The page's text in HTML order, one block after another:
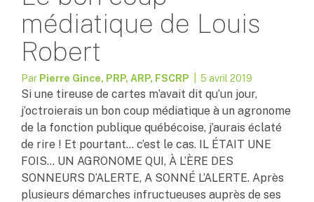
médiatique de Louis
Robert
Par Pierre Gince, PRP, ARP, FSCRP | 5 avril 2019
Si une tireuse de cartes m’avait dit qu’un jour,
j’octroierais un bon coup médiatique à un agronome
de la fonction publique québécoise, j’aurais éclaté
de rire ! Et pourtant… c’est le cas. IL ÉTAIT UNE
FOIS… UN AGRONOME QUI, À L’ÈRE DES
SONNEURS D’ALERTE, A SONNÉ L’ALERTE. Après
plusieurs démarches infructueuses auprès de ses